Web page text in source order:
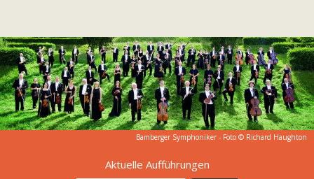
Bamberger Symphoniker - Foto © Richard Haughton
Aktuelle Aufführungen